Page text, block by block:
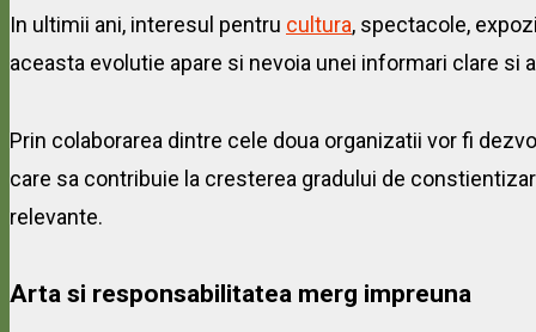
In ultimii ani, interesul pentru cultura, spectacole,
aceasta evolutie apare si nevoia unei informari clare si
Prin colaborarea dintre cele doua organizatii vor fi
care sa contribuie la cresterea gradului de
relevante.
Arta si responsabilitatea merg impreuna